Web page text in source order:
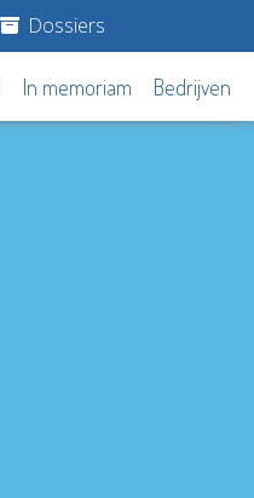
Dossiers
In memoriam Bedrijven